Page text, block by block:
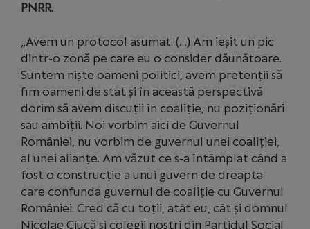
PNRR.
„Avem un protocol asumat. (…) Am ieșit un pic
dintr-o zonă pe care eu o consider dăunătoare.
Suntem niște oameni politici, avem pretenții să
fim oameni de stat și în această perspectivă
dorim să avem discuții în coaliție, nu poziționări
sau ambiții. Noi vorbim aici de Guvernul
României, nu vorbim de guvernul unei coaliției,
al unei alianțe. Am văzut ce s-a întâmplat când a
fost o construcție a unui guvern de dreapta
care confunda guvernul de coaliție cu Guvernul
României. Cred că cu toții, atât eu, cât și domnul
Nicolae Ciucă și colegii noștri din Partidul Social